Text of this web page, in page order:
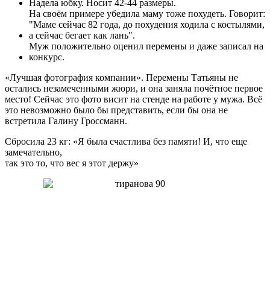
Надела юбку. Носит 42-44 размеры.
На своём примере убедила маму тоже похудеть. Говорит:
"Маме сейчас 82 года, до похудения ходила с костылями,
а сейчас бегает как лань".
Муж положительно оценил перемены и даже записал на
конкурс.
«Лучшая фотография компании». Перемены Татьяны не
остались незамеченными жюри, и она заняла почётное первое
место! Сейчас это фото висит на стенде на работе у мужа. Всё
это невозможно было бы представить, если бы она не
встретила Галину Гроссманн.
Сбросила 23 кг: «Я была счастлива без памяти! И, что еще
замечательно,
так это то, что вес я этот держу»